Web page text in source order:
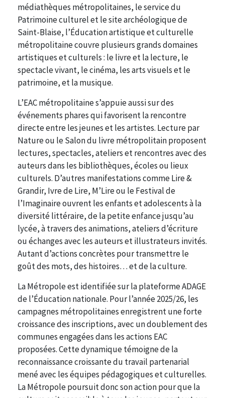
médiathèques métropolitaines, le service du
Patrimoine culturel et le site archéologique de
Saint-Blaise, l’Éducation artistique et culturelle
métropolitaine couvre plusieurs grands domaines
artistiques et culturels : le livre et la lecture, le
spectacle vivant, le cinéma, les arts visuels et le
patrimoine, et la musique.
L’EAC métropolitaine s’appuie aussi sur des
événements phares qui favorisent la rencontre
directe entre les jeunes et les artistes. Lecture par
Nature ou le Salon du livre métropolitain proposent
lectures, spectacles, ateliers et rencontres avec des
auteurs dans les bibliothèques, écoles ou lieux
culturels. D’autres manifestations comme Lire &
Grandir, Ivre de Lire, M’Lire ou le Festival de
l’Imaginaire ouvrent les enfants et adolescents à la
diversité littéraire, de la petite enfance jusqu’au
lycée, à travers des animations, ateliers d’écriture
ou échanges avec les auteurs et illustrateurs invités.
Autant d’actions concrètes pour transmettre le
goût des mots, des histoires… et de la culture.
La Métropole est identifiée sur la plateforme ADAGE
de l’Éducation nationale. Pour l’année 2025/26, les
campagnes métropolitaines enregistrent une forte
croissance des inscriptions, avec un doublement des
communes engagées dans les actions EAC
proposées. Cette dynamique témoigne de la
reconnaissance croissante du travail partenarial
mené avec les équipes pédagogiques et culturelles.
La Métropole poursuit donc son action pour que la